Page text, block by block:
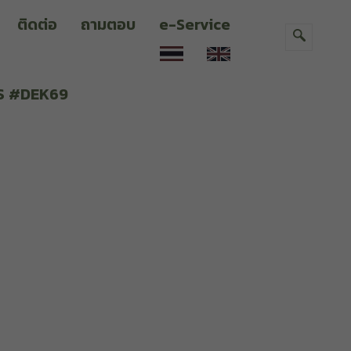
ติดต่อ ถามตอบ e-Service
#DEK69